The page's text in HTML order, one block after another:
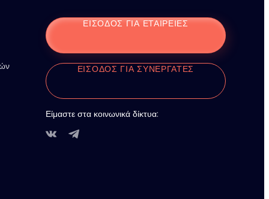
ΕΊΣΟΔΟΣ ΓΙΑ ΕΤΑΙΡΕΊΕΣ
ΕΊΣΟΔΟΣ ΓΙΑ ΣΥΝΕΡΓΆΤΕΣ
Είμαστε στα κοινωνικά δίκτυα: